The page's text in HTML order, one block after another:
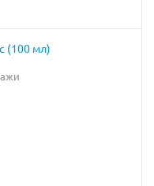
(100 мл)